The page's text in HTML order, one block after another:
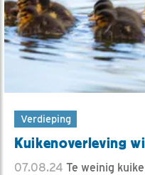
Verdieping
Kuikenoverleving
07.08.24 Te weinig